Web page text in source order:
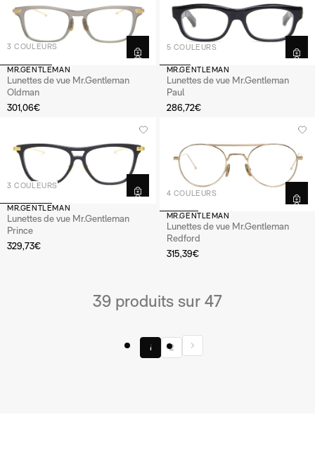
3 COULEURS
MR.GENTLEMAN
Lunettes de vue Mr.Gentleman
Oldman
301,06€
5 COULEURS
MR.GENTLEMAN
Lunettes de vue Mr.Gentleman
Paul
286,72€
3 COULEURS
MR.GENTLEMAN
Lunettes de vue Mr.Gentleman
Prince
329,73€
4 COULEURS
MR.GENTLEMAN
Lunettes de vue Mr.Gentleman
Redford
315,39€
39 produits sur 47
1 2